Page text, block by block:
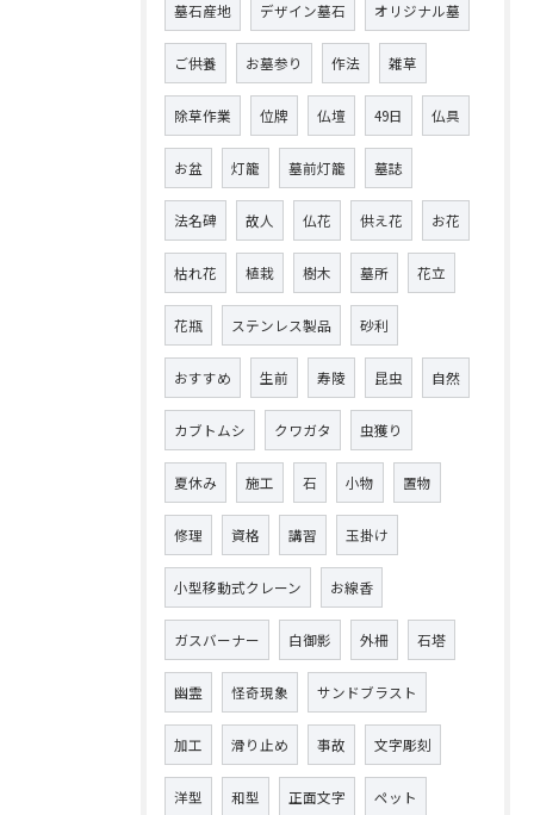
墓石産地 デザイン墓石 オリジナル墓
ご供養 お墓参り 作法 雑草
除草作業 位牌 仏壇 49日 仏具
お盆 灯籠 墓前灯籠 墓誌
法名碑 故人 仏花 供え花 お花
枯れ花 植栽 樹木 墓所 花立
花瓶 ステンレス製品 砂利
おすすめ 生前 寿陵 昆虫 自然
カブトムシ クワガタ 虫獲り
夏休み 施工 石 小物 置物
修理 資格 講習 玉掛け
小型移動式クレーン お線香
ガスバーナー 白御影 外柵 石塔
幽霊 怪奇現象 サンドブラスト
加工 滑り止め 事故 文字彫刻
洋型 和型 正面文字 ペット